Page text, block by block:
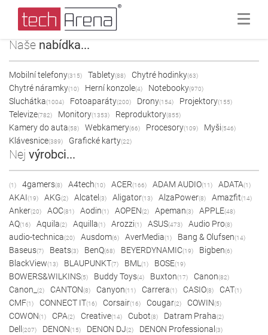
Naše nabídka...
Mobilní telefony(315) Tablety(88) Chytré hodinky(63)
Chytré náramky(10) Herní konzole(4) Notebooky(970)
Sluchátka(1004) Fotoaparáty(200) Drony(154) Projektory(155)
Televize(782) Monitory(1353) Reproduktory(855)
Kamery do auta(58) Webkamery(66) Procesory(109) Myši(546)
Klávesnice(389) Grafické karty(22)
Nej výrobci...
(1) 4gamers(8) A4tech(10) ACER(166) ADAM AUDIO(11) ADATA(1)
AKAI(19) AKG(2) Alcatel (3) Aligator(13) AlzaPower(8) Amazfit(14)
Anker(20) AOC(81) Aodin(1) AOPEN(2) Apeman(3) APPLE(48)
AQ(16) Aquila(2) Aquilla(1) Arozzi(1) ASUS(473) Audio Pro(8)
audio-technica(20) Ausdom(6) AverMedia(1) Bang & Olufsen(14)
Baseus(7) Beats(3) BenQ(68) BEYERDYNAMIC(19) Bigben(6)
BlackView(13) BLAUPUNKT(7) BML (1) BOSE(19)
BOWERS&WILKINS(5) Buddy Toys(4) Buxton(17) Canon(82)
Canon_ (2) CANTON(8) Canyon(11) Carrera(1) CASIO(8) CAT(1)
CMF(1) CONNECT IT(16) Corsair(16) Cougar(2) COWIN(5)
COWON(1) CPA(2) Creative(14) Cubot(8) Datram Praha(2)
Dell (207) DENON(15) DENON DJ(2) DENON Professional (3)